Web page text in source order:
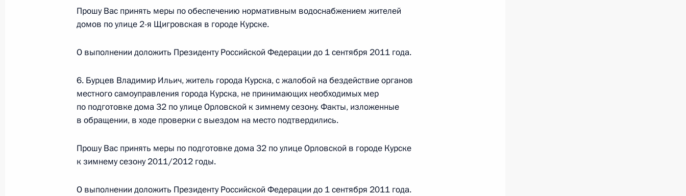
1 августа 2011 года, 20:00
О ходе исполнения пункта 6 перечня поручений, данных по итогам работы
1 августа 2011 года, 19:30
Раменское Московской области
1 августа 2011 года, 19:20
Прошу Вас принять меры по обеспечению нормативным водоснабжением жителей
домов по улице 2-я Щигровская в городе Курске.
О выполнении доложить Президенту Российской Федерации до 1 сентября 2011 года.
6. Бурцев Владимир Ильич, житель города Курска, с жалобой на бездействие органов
местного самоуправления города Курска, не принимающих необходимых мер
по подготовке дома 32 по улице Орловской к зимнему сезону. Факты, изложенные
в обращении, в ходе проверки с выездом на место подтвердились.
Прошу Вас принять меры по подготовке дома 32 по улице Орловской в городе Курске
к зимнему сезону 2011/2012 годы.
О выполнении доложить Президенту Российской Федерации до 1 сентября 2011 года.